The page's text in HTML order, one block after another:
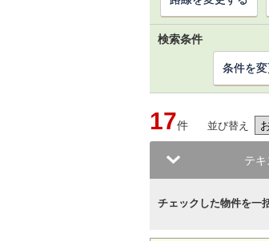
検索条件
条件を
17件 並び替え
テ
チェックした物件を一